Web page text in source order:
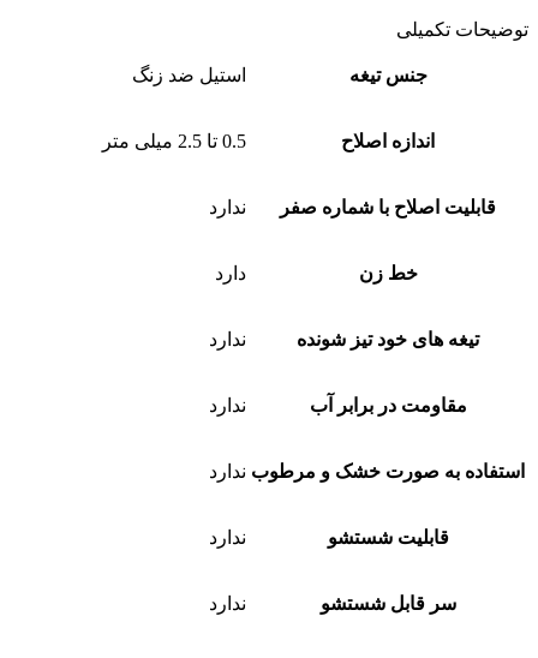
توضیحات تکمیلی
جنس تیغه استیل ضد زنگ
اندازه اصلاح 0.5 تا 2.5 میلی متر
قابلیت اصلاح با شماره صفر ندارد
خط زن دارد
تیغه های خود تیز شونده ندارد
مقاومت در برابر آب ندارد
استفاده به صورت خشک و مرطوب ندارد
قابلیت شستشو ندارد
سر قابل شستشو ندارد